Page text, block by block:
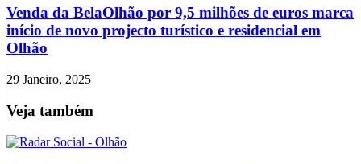
Venda da BelaOlhão por 9,5 milhões de euros marca
início de novo projecto turístico e residencial em
Olhão
29 Janeiro, 2025
Veja também